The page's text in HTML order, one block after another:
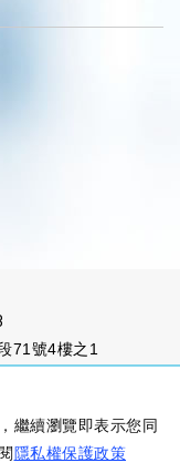
繼續瀏覽即表示您同
隱私權保護政策
71號4樓之1
頁設計 : 新視野